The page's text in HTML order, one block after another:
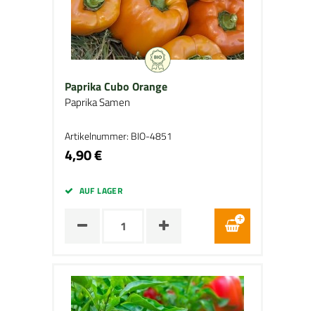
Paprika Cubo Orange
Paprika Samen
Artikelnummer: BIO-4851
4,90 €
AUF LAGER